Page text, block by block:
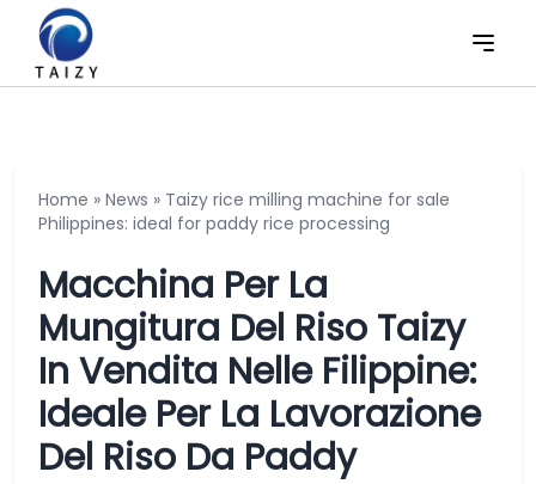
Home » News » Taizy rice milling machine for sale
Philippines: ideal for paddy rice processing
Macchina Per La
Mungitura Del Riso Taizy
In Vendita Nelle Filippine:
Ideale Per La Lavorazione
Del Riso Da Paddy